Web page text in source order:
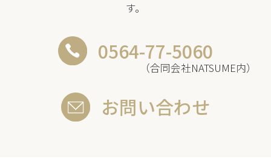
す。
0564-77-5060
（合同会社NATSUME内）
お問い合わせ